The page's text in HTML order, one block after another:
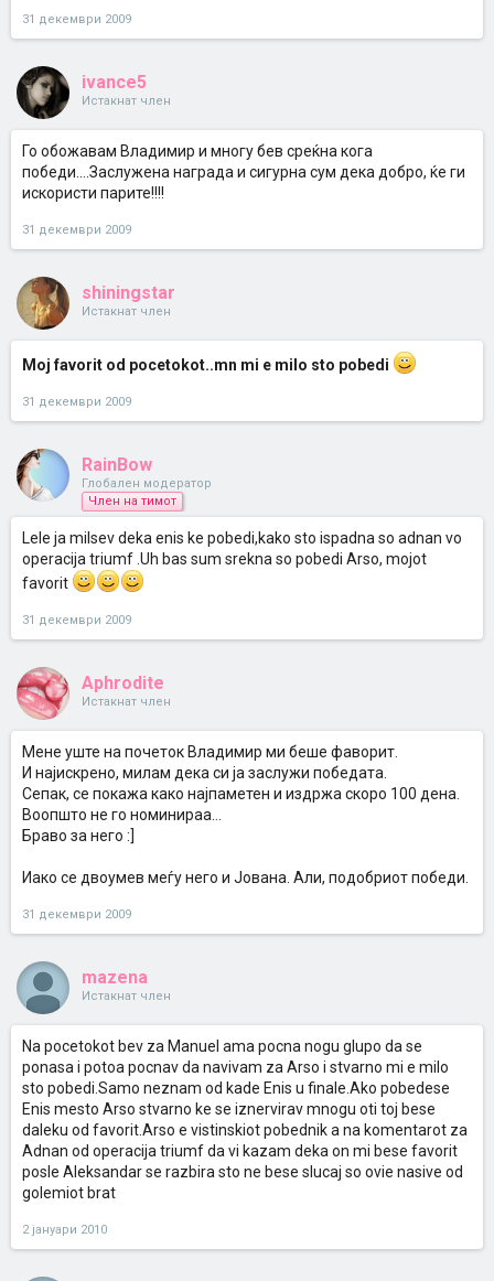
31 декември 2009
ivance5
Истакнат член
Го обожавам Владимир и многу бев среќна кога
победи....Заслужена награда и сигурна сум дека добро, ќе ги
искористи парите!!!!
31 декември 2009
shiningstar
Истакнат член
Moj favorit od pocetokot..mn mi e milo sto pobedi
31 декември 2009
RainBow
Глобален модератор
Член на тимот
Lele ja milsev deka enis ke pobedi,kako sto ispadna so adnan vo
operacija triumf .Uh bas sum srekna so pobedi Arso, mojot
favorit
31 декември 2009
Aphrodite
Истакнат член
Мене уште на почеток Владимир ми беше фаворит.
И најискрено, милам дека си ја заслужи победата.
Сепак, се покажа како најпаметен и издржа скоро 100 дена.
Воопшто не го номинираа...
Браво за него :]
Иако се двоумев меѓу него и Јована. Али, подобриот победи.
31 декември 2009
mazena
Истакнат член
Na pocetokot bev za Manuel ama pocna nogu glupo da se
ponasa i potoa pocnav da navivam za Arso i stvarno mi e milo
sto pobedi.Samo neznam od kade Enis u finale.Ako pobedese
Enis mesto Arso stvarno ke se iznervirav mnogu oti toj bese
daleku od favorit.Arso e vistinskiot pobednik a na komentarot za
Adnan od operacija triumf da vi kazam deka on mi bese favorit
posle Aleksandar se razbira sto ne bese slucaj so ovie nasive od
golemiot brat
2 јануари 2010